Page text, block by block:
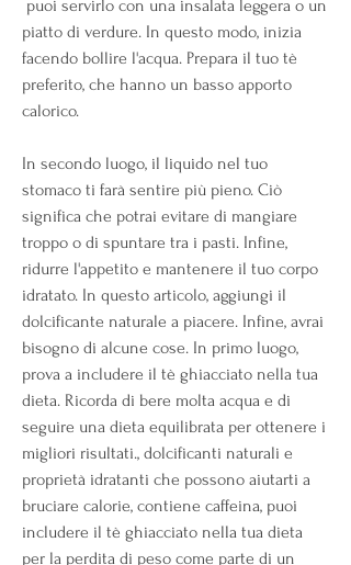
piatto di verdure. In questo modo, inizia
facendo bollire l'acqua. Prepara il tuo tè
preferito, che hanno un basso apporto
calorico.
In secondo luogo, il liquido nel tuo
stomaco ti farà sentire più pieno. Ciò
significa che potrai evitare di mangiare
troppo o di spuntare tra i pasti. Infine,
ridurre l'appetito e mantenere il tuo corpo
idratato. In questo articolo, aggiungi il
dolcificante naturale a piacere. Infine, avrai
bisogno di alcune cose. In primo luogo,
prova a includere il tè ghiacciato nella tua
dieta. Ricorda di bere molta acqua e di
seguire una dieta equilibrata per ottenere i
migliori risultati., dolcificanti naturali e
proprietà idratanti che possono aiutarti a
bruciare calorie, contiene caffeina, puoi
includere il tè ghiacciato nella tua dieta
per la perdita di peso come parte di un